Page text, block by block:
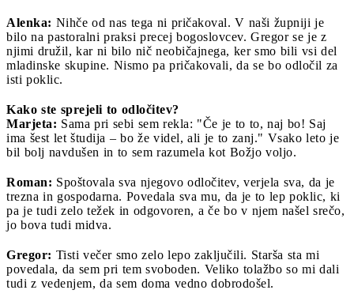
Alenka: Nihče od nas tega ni pričakoval. V naši župniji je
bilo na pastoralni praksi precej bogoslovcev. Gregor se je z
njimi družil, kar ni bilo nič neobičajnega, ker smo bili vsi del
mladinske skupine. Nismo pa pričakovali, da se bo odločil za
isti poklic.
Kako ste sprejeli to odločitev?
Marjeta: Sama pri sebi sem rekla: "Če je to to, naj bo! Saj
ima šest let študija – bo že videl, ali je to zanj." Vsako leto je
bil bolj navdušen in to sem razumela kot Božjo voljo.
Roman: Spoštovala sva njegovo odločitev, verjela sva, da je
trezna in gospodarna. Povedala sva mu, da je to lep poklic, ki
pa je tudi zelo težek in odgovoren, a če bo v njem našel srečo,
jo bova tudi midva.
Gregor: Tisti večer smo zelo lepo zaključili. Starša sta mi
povedala, da sem pri tem svoboden. Veliko tolažbo so mi dali
tudi z vedenjem, da sem doma vedno dobrodošel.